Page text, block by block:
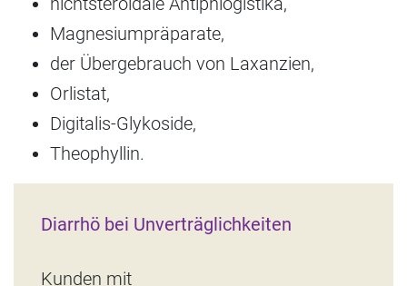
Magnesiumpräparate,
der Übergebrauch von Laxanzien,
Orlistat,
Digitalis-Glykoside,
Theophyllin.
Diarrhö bei Unverträglichkeiten
Kunden mit